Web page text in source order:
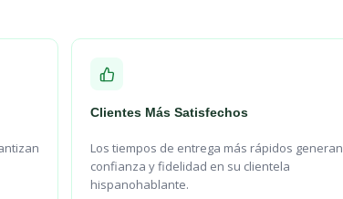
Clientes Más Satisfechos
Los tiempos de entrega más rápidos generan
confianza y fidelidad en su clientela
hispanohablante.